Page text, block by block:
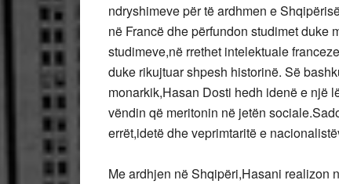
ndryshimeve për të ardhmen e
në Francë dhe përfundon studimet duke
studimeve,në rrethet intelektuale
duke rikujtuar shpesh historinë. Së
monarkik,Hasan Dosti hedh idenë e një
vëndin që meritonin në jetën
errët,idetë dhe veprimtaritë e
Me ardhjen në Shqipëri,Hasani realizon